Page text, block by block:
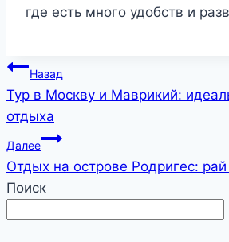
где есть много удобств и
Навигация
по
записям
Назад
Тур в Москву и Маврикий:
отдыха
Далее
Отдых на острове Родригес:
Поиск